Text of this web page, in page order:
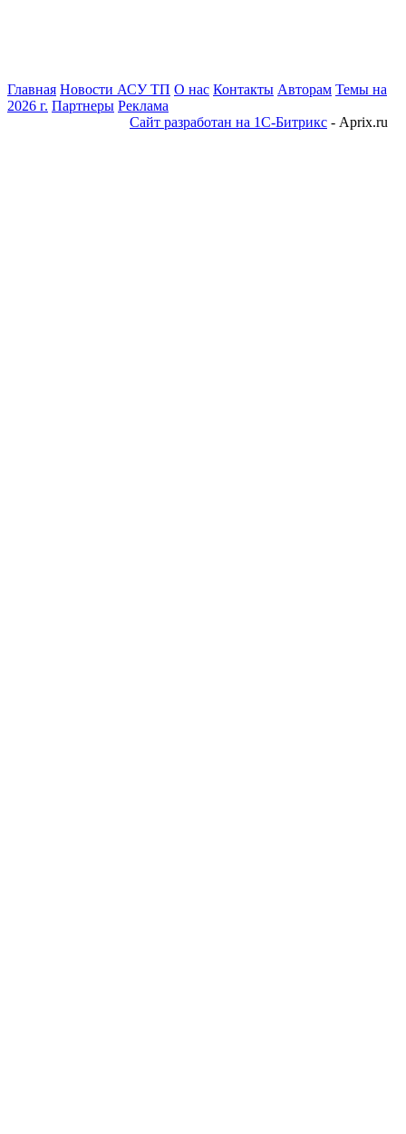
Главная Новости АСУ ТП О нас Контакты Авторам Темы на
2026 г. Партнеры Реклама
Сайт разработан на 1С-Битрикс - Aprix.ru